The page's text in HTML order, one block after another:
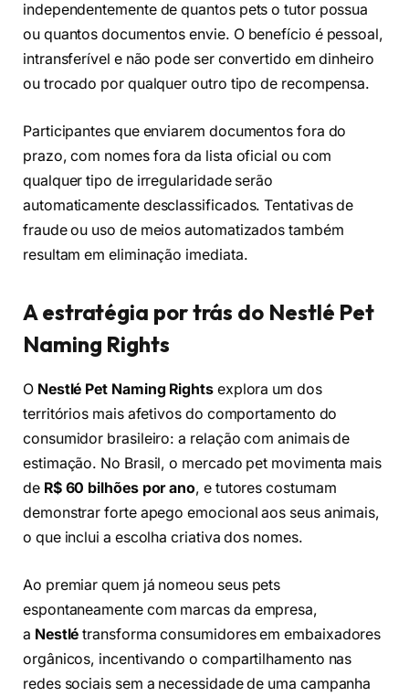
independentemente de quantos pets o tutor possua
ou quantos documentos envie. O benefício é pessoal,
intransferível e não pode ser convertido em dinheiro
ou trocado por qualquer outro tipo de recompensa.
Participantes que enviarem documentos fora do
prazo, com nomes fora da lista oficial ou com
qualquer tipo de irregularidade serão
automaticamente desclassificados. Tentativas de
fraude ou uso de meios automatizados também
resultam em eliminação imediata.
A estratégia por trás do Nestlé Pet
Naming Rights
O Nestlé Pet Naming Rightsexplora um dos
territórios mais afetivos do comportamento do
consumidor brasileiro: a relação com animais de
estimação. No Brasil, o mercado pet movimenta mais
de R$ 60 bilhões por ano, e tutores costumam
demonstrar forte apego emocional aos seus animais,
o que inclui a escolha criativa dos nomes.
Ao premiar quem já nomeou seus pets
espontaneamente com marcas da empresa,
a Nestlé transforma consumidores em embaixadores
orgânicos, incentivando o compartilhamento nas
redes sociais sem a necessidade de uma campanha